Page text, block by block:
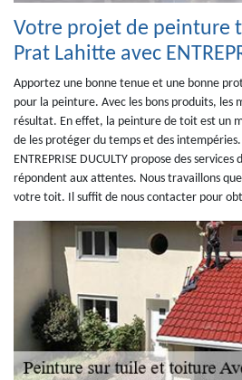
Votre projet de peinture
Prat Lahitte avec
Apportez une bonne tenue et une bonne
pour la peinture. Avec les bons produits, les
résultat. En effet, la peinture de toit est un
de les protéger du temps et des
ENTREPRISE DUCULTY propose des
répondent aux attentes. Nous travaillons
votre toit. Il suffit de nous contacter pour